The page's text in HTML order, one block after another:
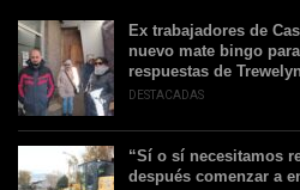
Ex trabajadores de
nuevo mate bingo
respuestas de
DESTACADAS
“Sí o sí necesitamos
después comenzar a